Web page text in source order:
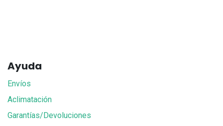
Ayuda
Envíos
Aclimatación
Garantías/Devoluciones